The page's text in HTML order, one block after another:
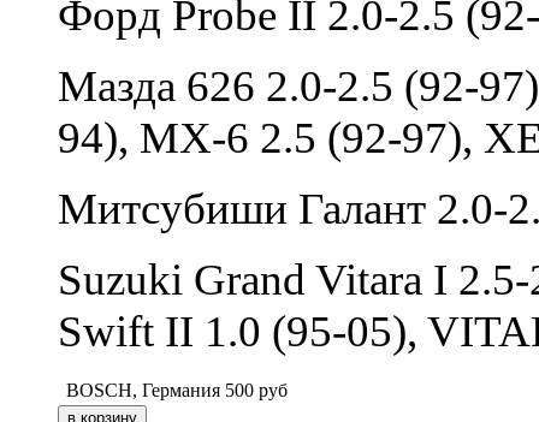
Форд Probe II 2.0-2.5
Мазда 626 2.0-2.5 (92-
94), MX-6 2.5 (92-97),
Митсубиши Галант 2.0-
Suzuki Grand Vitara I
Swift II 1.0 (95-05),
BOSCH, Германия 500 руб